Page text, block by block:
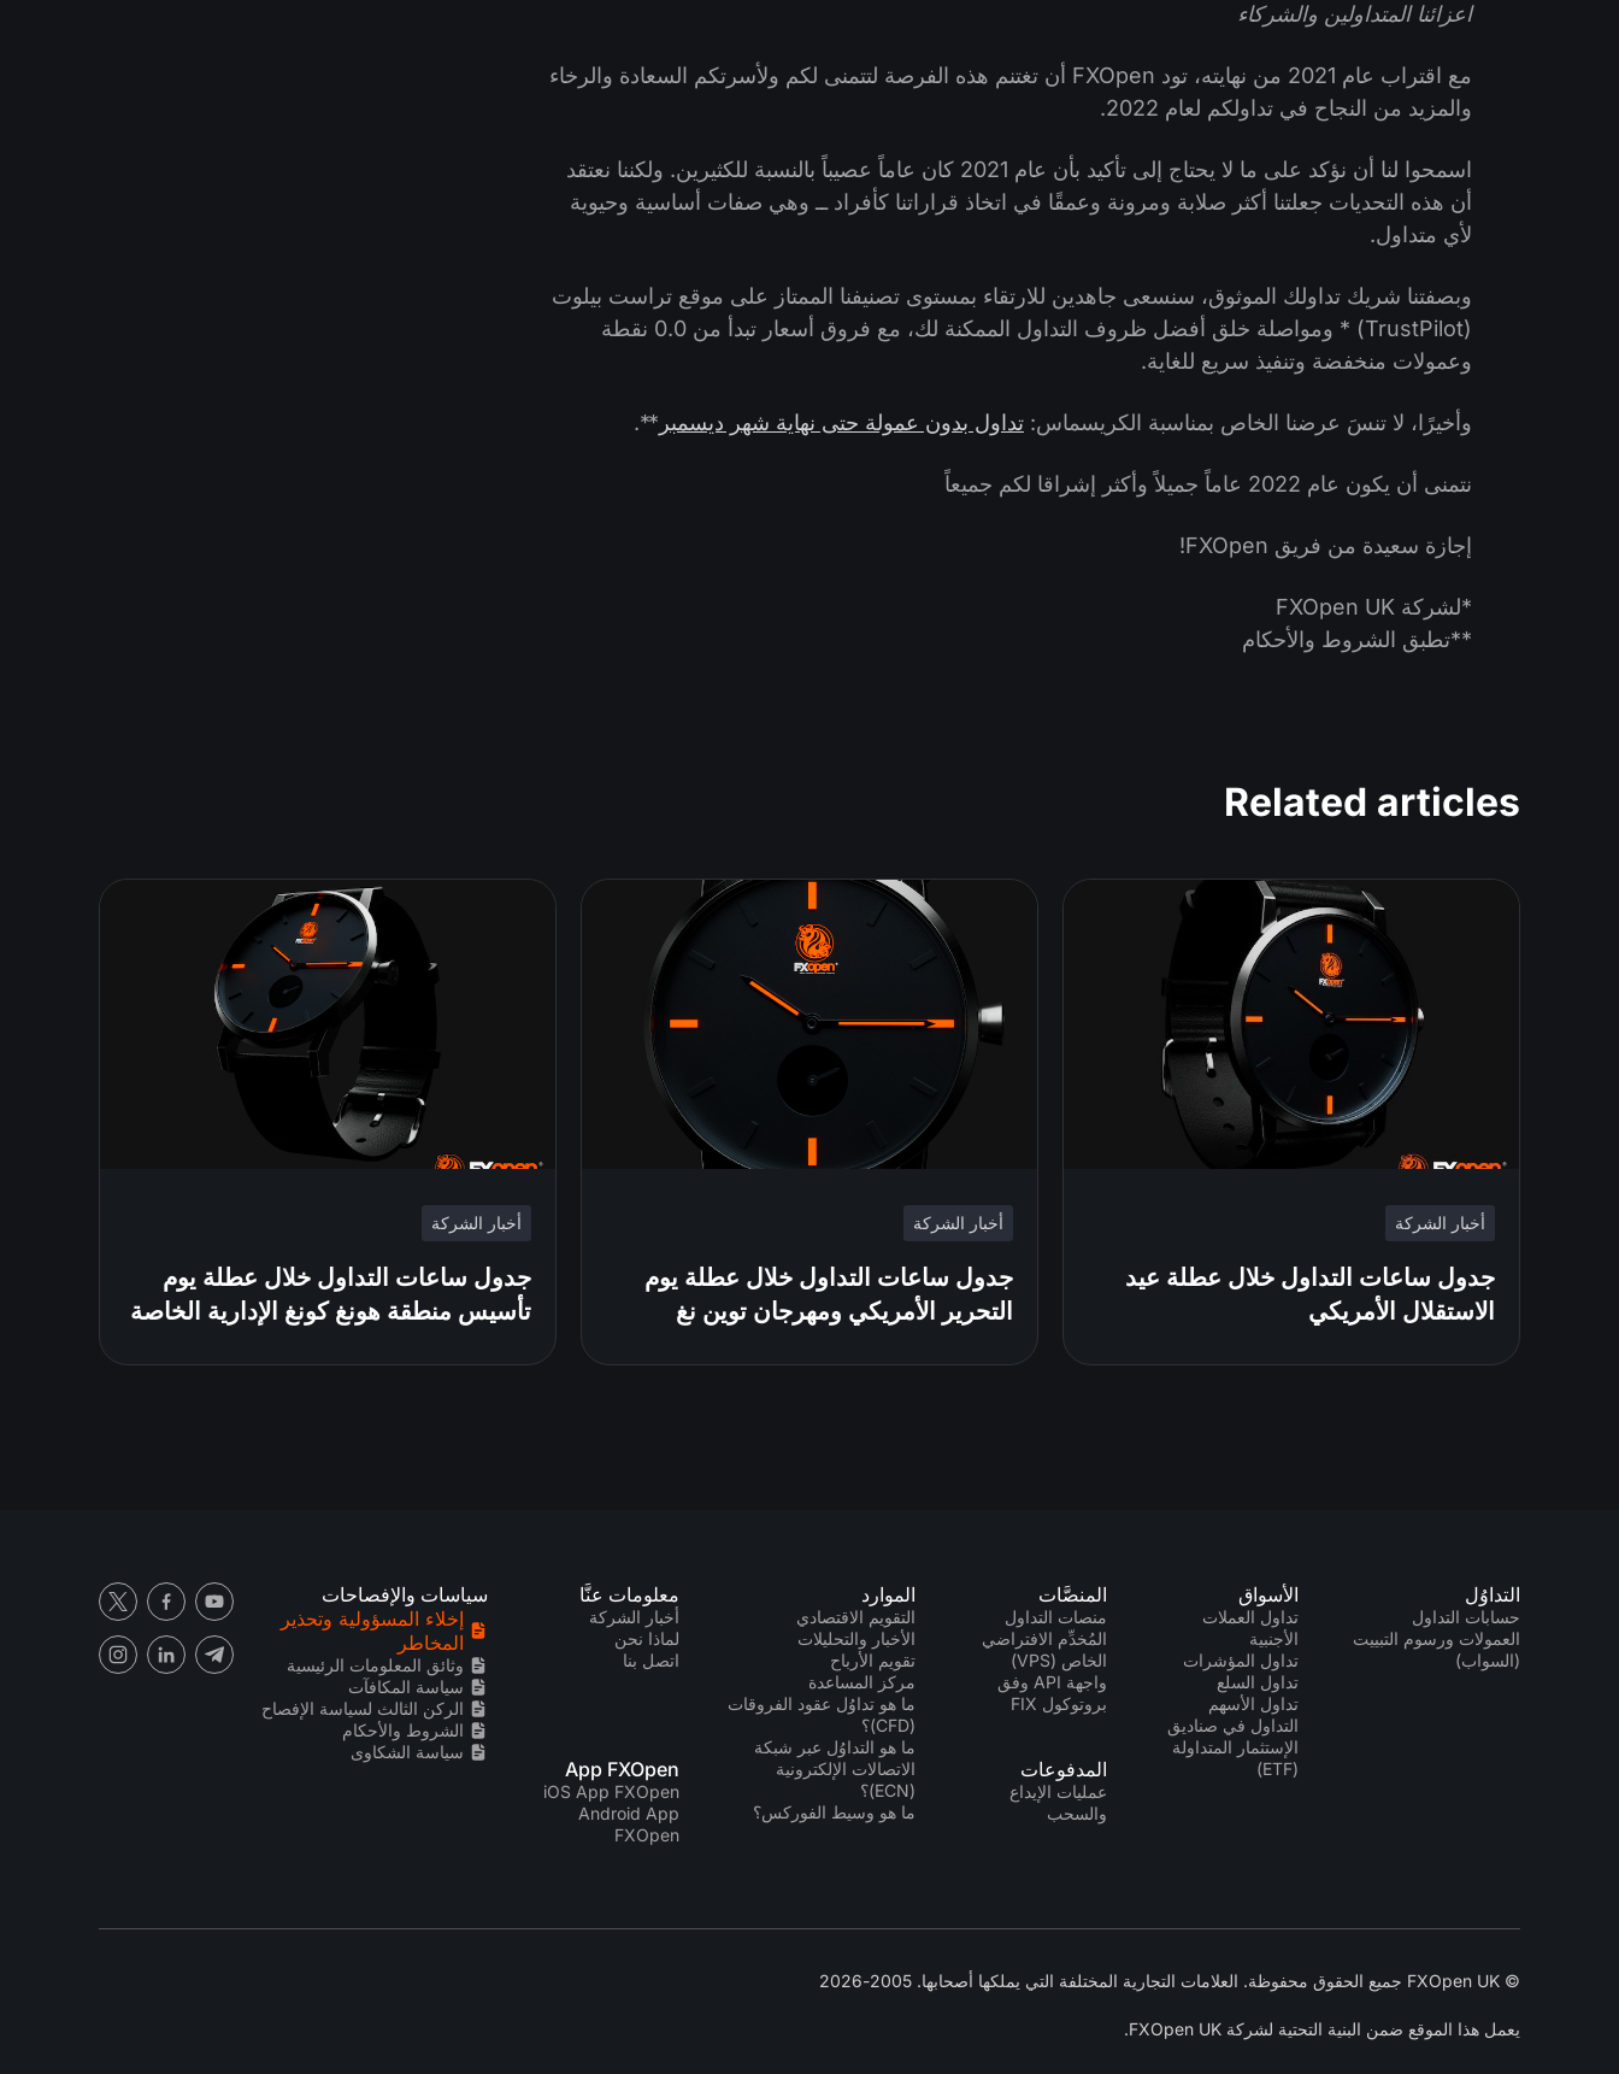
اعزائنا المتداولين والشركاء
مع اقتراب عام 2021 من نهايته، تود FXOpen أن تغتنم هذه الفرصة لتتمنى لكم ولأسرتكم السعادة والرخاء
والمزيد من النجاح في تداولكم لعام 2022.
اسمحوا لنا أن نؤكد على ما لا يحتاج إلى تأكيد بأن عام 2021 كان عاماً عصيباً بالنسبة للكثيرين. ولكننا نعتقد
أن هذه التحديات جعلتنا أكثر صلابة ومرونة وعمقًا في اتخاذ قراراتنا كأفراد ــ وهي صفات أساسية وحيوية
لأي متداول.
وبصفتنا شريك تداولك الموثوق، سنسعى جاهدين للارتقاء بمستوى تصنيفنا الممتاز على موقع تراست بيلوت
(TrustPilot) * ومواصلة خلق أفضل ظروف التداول الممكنة لك، مع فروق أسعار تبدأ من 0.0 نقطة
وعمولات منخفضة وتنفيذ سريع للغاية.
وأخيرًا، لا تنسَ عرضنا الخاص بمناسبة الكريسماس: تداول بدون عمولة حتى نهاية شهر ديسمبر **.
نتمنى أن يكون عام 2022 عاماً جميلاً وأكثر إشراقا لكم جميعاً
إجازة سعيدة من فريق FXOpen!
*لشركة FXOpen UK
**تطبق الشروط والأحكام
Related articles
أخبار الشركة
جدول ساعات التداول خلال عطلة عيد
الاستقلال الأمريكي
أخبار الشركة
جدول ساعات التداول خلال عطلة يوم
التحرير الأمريكي ومهرجان توين نغ
أخبار الشركة
جدول ساعات التداول خلال عطلة يوم
تأسيس منطقة هونغ كونغ الإدارية الخاصة
التداوُل
حسابات التداول
العمولات ورسوم التبييت
(السواب)
الأسواق
تداول العملات
الأجنبية
تداول المؤشرات
تداول السلع
تداول الأسهم
التداول في صناديق
الإستثمار المتداولة
(ETF)
المنصَّات
منصات التداول
المُخدِّم الافتراضي
الخاص (VPS)
واجهة API وفق
بروتوكول FIX
المدفوعات
عمليات الإيداع
والسحب
الموارد
التقويم الاقتصادي
الأخبار والتحليلات
تقويم الأرباح
مركز المساعدة
ما هو تداوُل عقود الفروقات
(CFD)؟
ما هو التداوُل عبر شبكة
الاتصالات الإلكترونية
(ECN)؟
ما هو وسيط الفوركس؟
معلومات عنَّا
أخبار الشركة
لماذا نحن
اتصل بنا
App FXOpen
iOS App FXOpen
Android App
FXOpen
سياسات والإفصاحات
إخلاء المسؤولية وتحذير
المخاطر
وثائق المعلومات الرئيسية
سياسة المكافآت
الركن الثالث لسياسة الإفصاح
الشروط والأحكام
سياسة الشكاوى
© FXOpen UK جميع الحقوق محفوظة. العلامات التجارية المختلفة التي يملكها أصحابها. 2005-2026
يعمل هذا الموقع ضمن البنية التحتية لشركة FXOpen UK.